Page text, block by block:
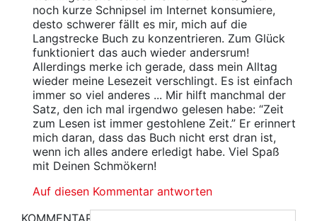
noch kurze Schnipsel im Internet konsumiere,
desto schwerer fällt es mir, mich auf die
Langstrecke Buch zu konzentrieren. Zum Glück
funktioniert das auch wieder andersrum!
Allerdings merke ich gerade, dass mein Alltag
wieder meine Lesezeit verschlingt. Es ist einfach
immer so viel anderes ... Mir hilft manchmal der
Satz, den ich mal irgendwo gelesen habe: “Zeit
zum Lesen ist immer gestohlene Zeit.” Er erinnert
mich daran, dass das Buch nicht erst dran ist,
wenn ich alles andere erledigt habe. Viel Spaß
mit Deinen Schmökern!
Auf diesen Kommentar antworten
KOMMENTAR